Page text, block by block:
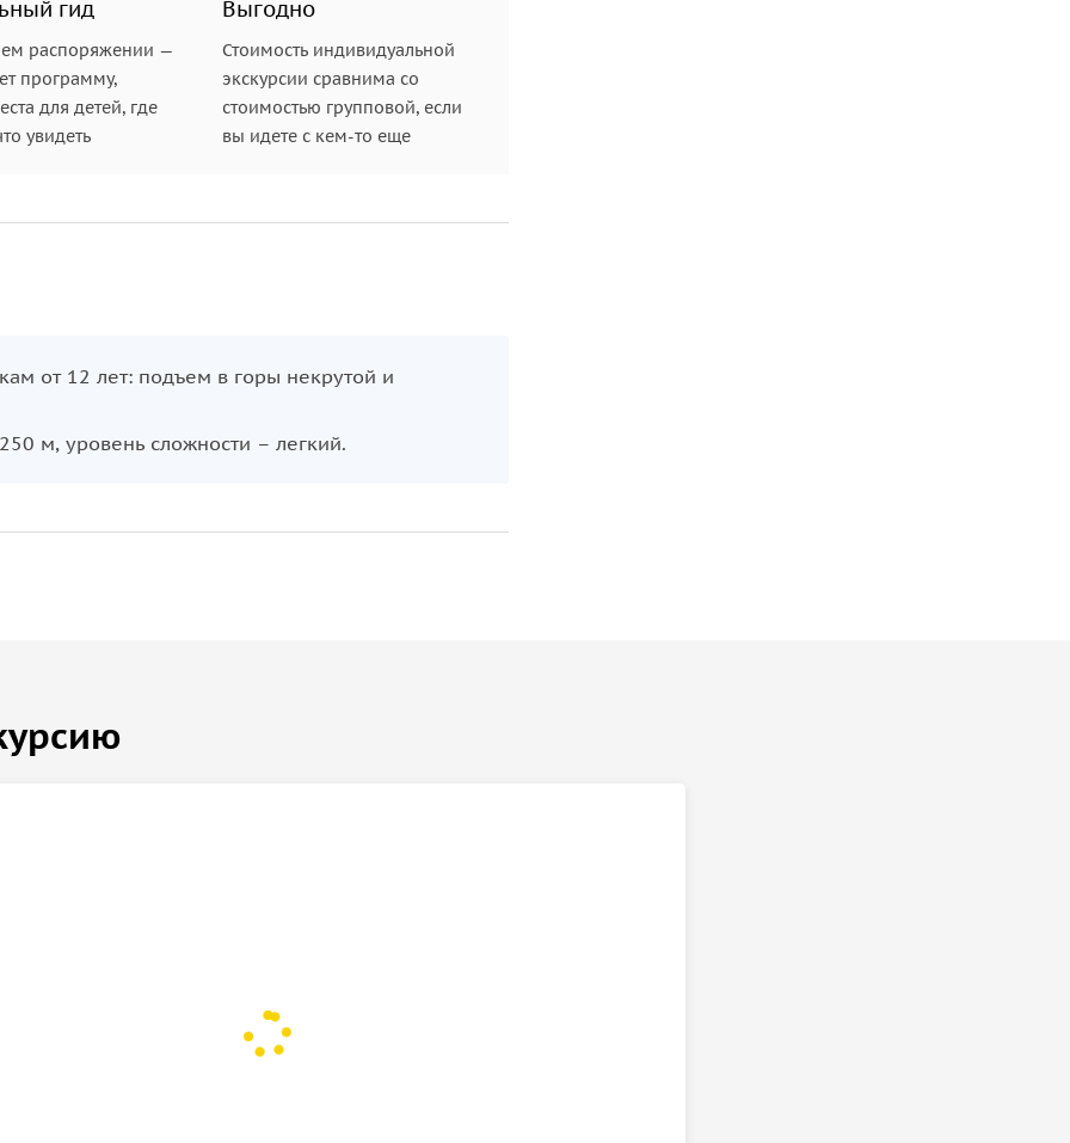
гид
распоряжении —
программу,
для детей, где
увидеть
Выгодно
Стоимость индивидуальной
экскурсии сравнима со
стоимостью групповой, если
вы идете с кем-то еще
от 12 лет: подъем в горы некрутой и
м, уровень сложности – легкий.